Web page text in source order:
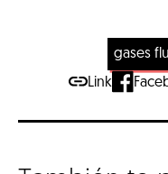
gases
Link